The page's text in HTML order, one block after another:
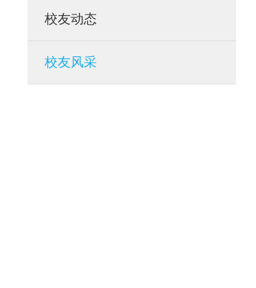
校友动态
校友风采